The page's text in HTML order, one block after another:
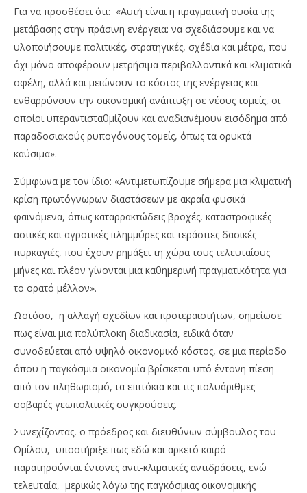
Για να προσθέσει ότι: «Αυτή είναι η πραγματική ουσία της
μετάβασης στην πράσινη ενέργεια: να σχεδιάσουμε και να
υλοποιήσουμε πολιτικές, στρατηγικές, σχέδια και μέτρα, που
όχι μόνο αποφέρουν μετρήσιμα περιβαλλοντικά και κλιματικά
οφέλη, αλλά και μειώνουν το κόστος της ενέργειας και
ενθαρρύνουν την οικονομική ανάπτυξη σε νέους τομείς, οι
οποίοι υπεραντισταθμίζουν και αναδιανέμουν εισόδημα από
παραδοσιακούς ρυπογόνους τομείς, όπως τα ορυκτά
καύσιμα».
Σύμφωνα με τον ίδιο: «Αντιμετωπίζουμε σήμερα μια κλιματική
κρίση πρωτόγνωρων διαστάσεων με ακραία φυσικά
φαινόμενα, όπως καταρρακτώδεις βροχές, καταστροφικές
αστικές και αγροτικές πλημμύρες και τεράστιες δασικές
πυρκαγιές, που έχουν ρημάξει τη χώρα τους τελευταίους
μήνες και πλέον γίνονται μια καθημερινή πραγματικότητα για
το ορατό μέλλον».
Ωστόσο, η αλλαγή σχεδίων και προτεραιοτήτων, σημείωσε
πως είναι μια πολύπλοκη διαδικασία, ειδικά όταν
συνοδεύεται από υψηλό οικονομικό κόστος, σε μια περίοδο
όπου η παγκόσμια οικονομία βρίσκεται υπό έντονη πίεση
από τον πληθωρισμό, τα επιτόκια και τις πολυάριθμες
σοβαρές γεωπολιτικές συγκρούσεις.
Συνεχίζοντας, ο πρόεδρος και διευθύνων σύμβουλος του
Ομίλου, υποστήριξε πως εδώ και αρκετό καιρό
παρατηρούνται έντονες αντι-κλιματικές αντιδράσεις, ενώ
τελευταία, μερικώς λόγω της παγκόσμιας οικονομικής